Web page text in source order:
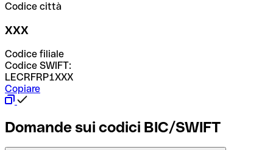
Codice città
XXX
Codice filiale
Codice SWIFT:
LECRFRP1XXX
Copiare
Domande sui codici BIC/SWIFT